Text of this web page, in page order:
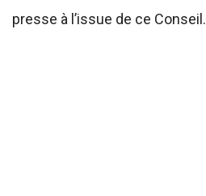
presse à l’issue de ce Conseil.